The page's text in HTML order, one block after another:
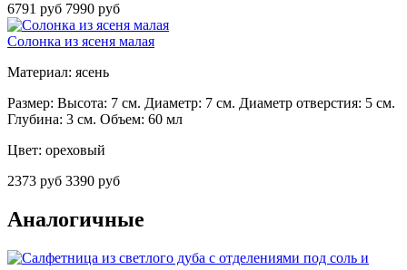
6791 руб 7990 руб
Солонка из ясеня малая
Материал: ясень
Размер: Высота: 7 см. Диаметр: 7 см. Диаметр отверстия: 5 см.
Глубина: 3 см. Объем: 60 мл
Цвет: ореховый
2373 руб 3390 руб
Аналогичные